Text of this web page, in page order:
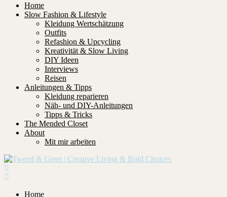
Home
Slow Fashion & Lifestyle
Kleidung Wertschätzung
Outfits
Refashion & Upcycling
Kreativität & Slow Living
DIY Ideen
Interviews
Reisen
Anleitungen & Tipps
Kleidung reparieren
Näh- und DIY-Anleitungen
Tipps & Tricks
The Mended Closet
About
Mit mir arbeiten
Home